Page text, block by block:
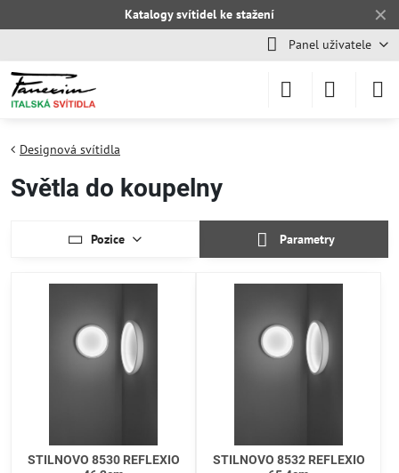
✕
Katalogy svítidel ke stažení
Panel uživatele
Designová svítidla
Světla do koupelny
Pozice Parametry
STILNOVO 8530 REFLEXIO
STILNOVO 8532 REFLEXIO